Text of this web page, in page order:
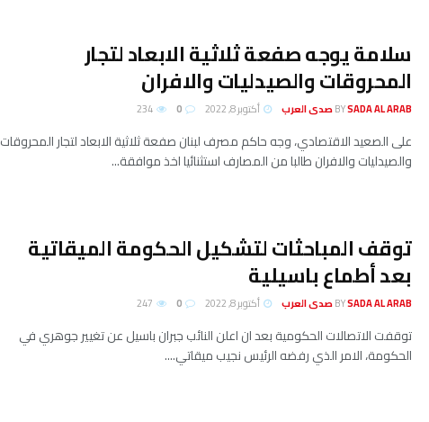
سلامة يوجه صفعة ثلاثية الابعاد لتجار
المحروقات والصيدليات والافران
BYSADA AL ARAB صدى العرب أكتوبر 8, 2022
على الصعيد الاقتصادي، وجه حاكم مصرف لبنان صفعة ثلاثية الابعاد لتجار المحروقات
والصيدليات والافران طالبا من المصارف استثنائيا اخذ موافقة...
توقف المباحثات لتشكيل الحكومة الميقاتية
بعد أطماع باسيلية
BYSADA AL ARAB صدى العرب أكتوبر 8, 2022
توقفت الاتصالات الحكومية بعد ان اعلن النائب جبران باسيل عن تغيير جوهري في
الحكومة، الامر الذي رفضه الرئيس نجيب ميقاتي....